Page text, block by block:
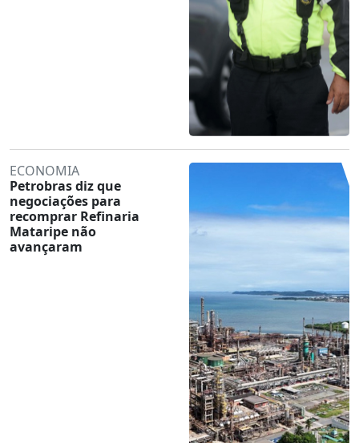
ECONOMIA
Petrobras diz que
negociações para
recomprar Refinaria
Mataripe não
avançaram